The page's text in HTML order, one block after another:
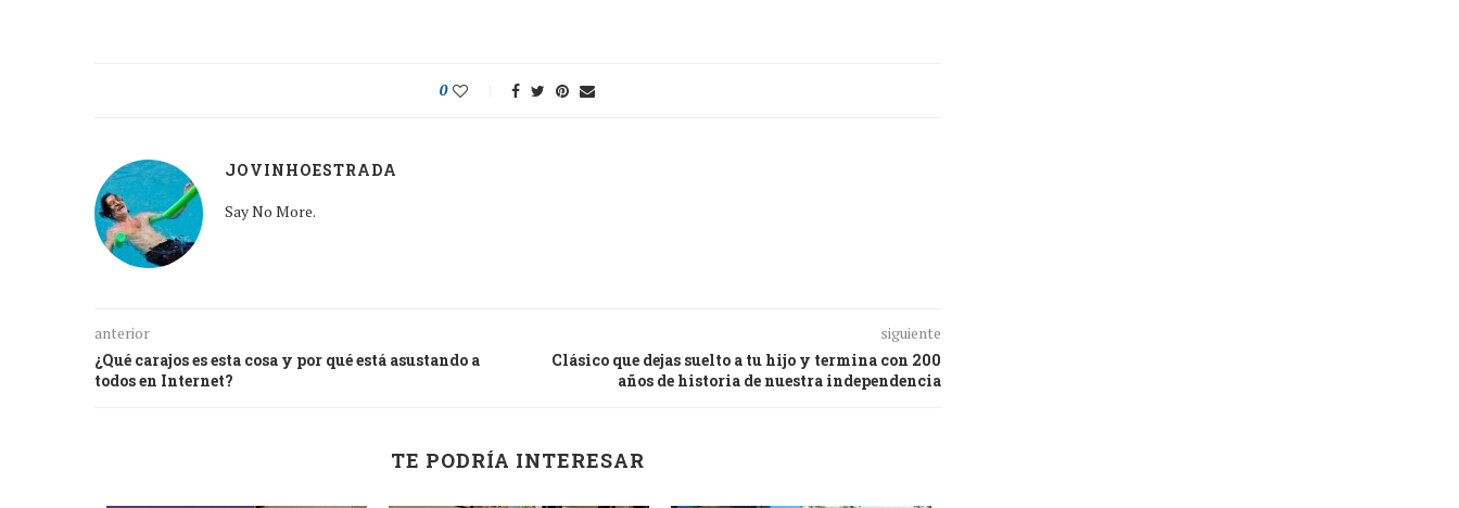
0
JOVINHOESTRADA
Say No More.
anterior
¿Qué carajos es esta cosa y por qué está asustando a
todos en Internet?
siguiente
Clásico que dejas suelto a tu hijo y termina con 200
años de historia de nuestra independencia
TE PODRÍA INTERESAR